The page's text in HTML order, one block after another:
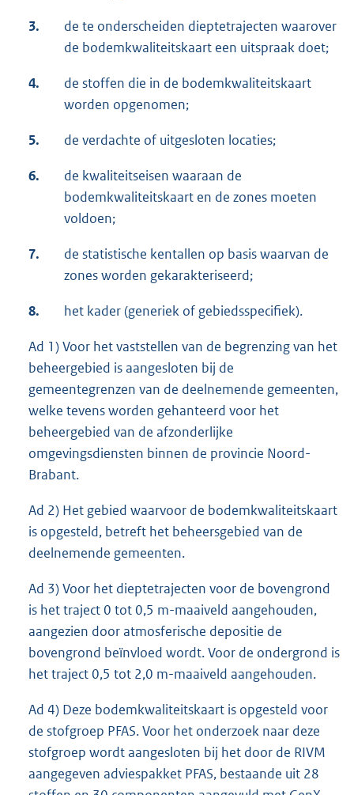
3.
de te onderscheiden dieptetrajecten waarover
de bodemkwaliteitskaart een uitspraak doet;
4.
de stoffen die in de bodemkwaliteitskaart
worden opgenomen;
5. de verdachte of uitgesloten locaties;
6.
de kwaliteitseisen waaraan de
bodemkwaliteitskaart en de zones moeten
voldoen;
7.
de statistische kentallen op basis waarvan de
zones worden gekarakteriseerd;
8. het kader (generiek of gebiedsspecifiek).
Ad 1) Voor het vaststellen van de begrenzing van het
beheergebied is aangesloten bij de
gemeentegrenzen van de deelnemende gemeenten,
welke tevens worden gehanteerd voor het
beheergebied van de afzonderlijke
omgevingsdiensten binnen de provincie Noord-
Brabant.
Ad 2) Het gebied waarvoor de bodemkwaliteitskaart
is opgesteld, betreft het beheersgebied van de
deelnemende gemeenten.
Ad 3) Voor het dieptetrajecten voor de bovengrond
is het traject 0 tot 0,5 m-maaiveld aangehouden,
aangezien door atmosferische depositie de
bovengrond beïnvloed wordt. Voor de ondergrond is
het traject 0,5 tot 2,0 m-maaiveld aangehouden.
Ad 4) Deze bodemkwaliteitskaart is opgesteld voor
de stofgroep PFAS. Voor het onderzoek naar deze
stofgroep wordt aangesloten bij het door de RIVM
aangegeven adviespakket PFAS, bestaande uit 28